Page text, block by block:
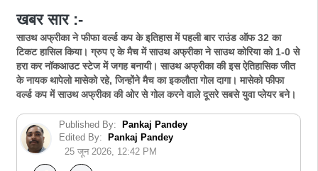
खबर सार :-
साउथ अफ्रीका ने फीफा वर्ल्ड कप के इतिहास में पहली बार राउंड ऑफ 32 का
टिकट हासिल किया। ग्रुप ए के मैच में साउथ अफ्रीका ने साउथ कोरिया को 1-0 से
हरा कर नॉकआउट स्टेज में जगह बनायी। साउथ अफ्रीका की इस ऐतिहासिक जीत
के नायक थापेलो मासेको रहे, जिन्होंने मैच का इकलौता गोल दागा। मासेको फीफा
वर्ल्ड कप में साउथ अफ्रीका की ओर से गोल करने वाले दूसरे सबसे युवा प्लेयर बने।
Published By:
Pankaj Pandey
Edited By:
Pankaj Pandey
25 जून 2026, 12:42 PM